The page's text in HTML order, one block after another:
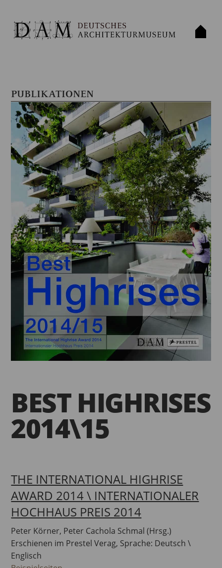
PUBLIKATIONEN
BEST HIGHRISES
2014\15
THE INTERNATIONAL HIGHRISE
AWARD 2014 \ INTERNATIONALER
HOCHHAUS PREIS 2014
Peter Körner, Peter Cachola Schmal (Hrsg.)
Erschienen im Prestel Verag, Sprache: Deutsch \
Englisch